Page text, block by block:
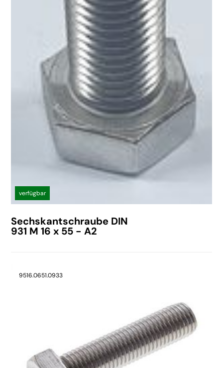
verfügbar
Sechskantschraube DIN
931 M 16 x 55 - A2
9516.0651.0933